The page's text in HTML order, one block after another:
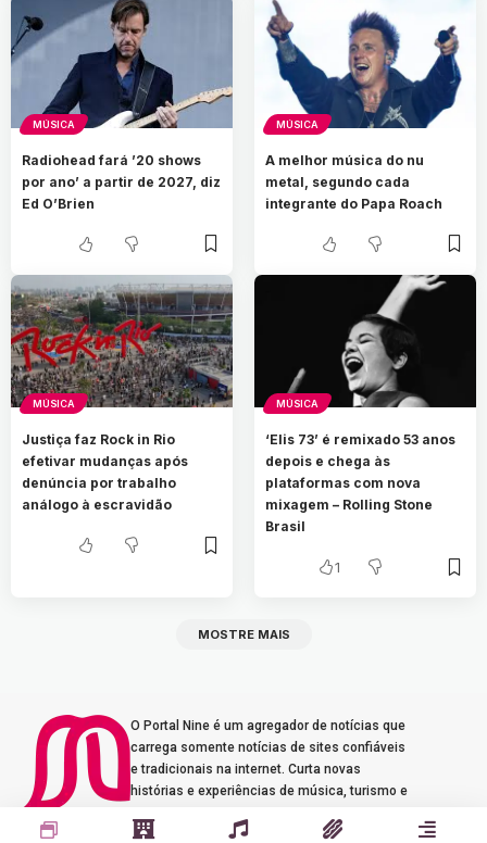
MÚSICA
Radiohead fará ’20 shows
por ano’ a partir de 2027, diz
Ed O’Brien
MÚSICA
A melhor música do nu
metal, segundo cada
integrante do Papa Roach
MÚSICA
Justiça faz Rock in Rio
efetivar mudanças após
denúncia por trabalho
análogo à escravidão
MÚSICA
‘Elis 73’ é remixado 53 anos
depois e chega às
plataformas com nova
mixagem – Rolling Stone
Brasil
1
MOSTRE MAIS
O Portal Nine é um agregador de notícias que
carrega somente notícias de sites confiáveis
e tradicionais na internet. Curta novas
histórias e experiências de música, turismo e